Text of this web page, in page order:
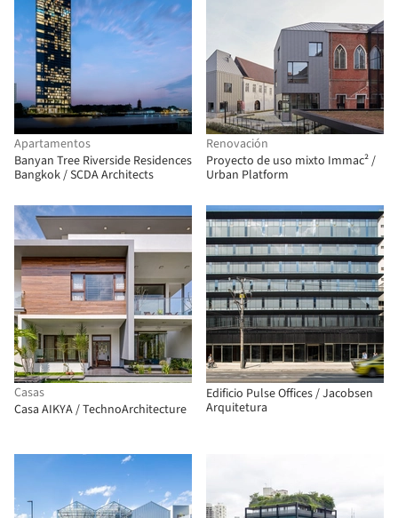
Apartamentos
Banyan Tree Riverside Residences
Bangkok / SCDA Architects
Renovación
Proyecto de uso mixto Immac² /
Urban Platform
Casas
Casa AIKYA / TechnoArchitecture
Edificio Pulse Offices / Jacobsen
Arquitetura